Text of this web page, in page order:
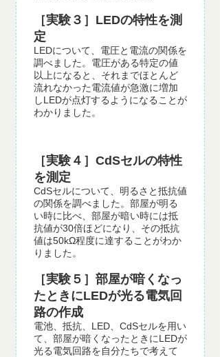
［実験３］LEDの特性を測
定
LEDについて、電圧と電流の関係を
調べました。電圧がある特定の値
以上になると、それまでほとんど
流れなかった電流値が急激に増加
しLEDが点灯するようになることが
わかりました。
［実験４］CdSセルの特性
を測定
CdSセルについて、明るさと抵抗値
の関係を調べました。部屋が明る
い時に比べ、部屋が暗い時には抵
抗値が30倍ほどになり、その抵抗
値は50kΩ程度に達することがわか
りました。
［実験５］部屋が暗くなっ
たときにLEDが光る電気回
路の作成
電池、抵抗、LED、CdSセルを用い
て、部屋が暗くなったときにLEDが
光る電気回路を自分たちで考えて